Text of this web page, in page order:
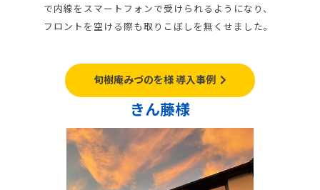
で内線をスマートフォンで受けられるようになり、
フロントを空ける際も取りこぼしを無くせました。
旬樹庵みづのを様 導入事例
きん藤様